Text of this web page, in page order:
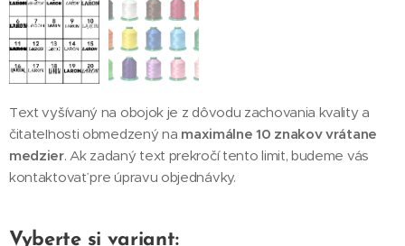
Text vyšívaný na obojok je z dôvodu zachovania kvality a
čitateľnosti obmedzený na maximálne 10 znakov vrátane
medzier. Ak zadaný text prekročí tento limit, budeme vás
kontaktovať pre úpravu objednávky.
Vyberte si variant: